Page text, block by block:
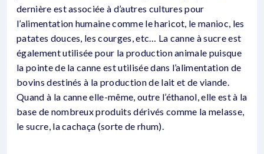
dernière est associée à d’autres cultures pour
l’alimentation humaine comme le haricot, le manioc, les
patates douces, les courges, etc… La canne à sucre est
également utilisée pour la production animale puisque
la pointe de la canne est utilisée dans l’alimentation de
bovins destinés à la production de lait et de viande.
Quand à la canne elle-même, outre l’éthanol, elle est à la
base de nombreux produits dérivés comme la melasse,
le sucre, la cachaça (sorte de rhum).